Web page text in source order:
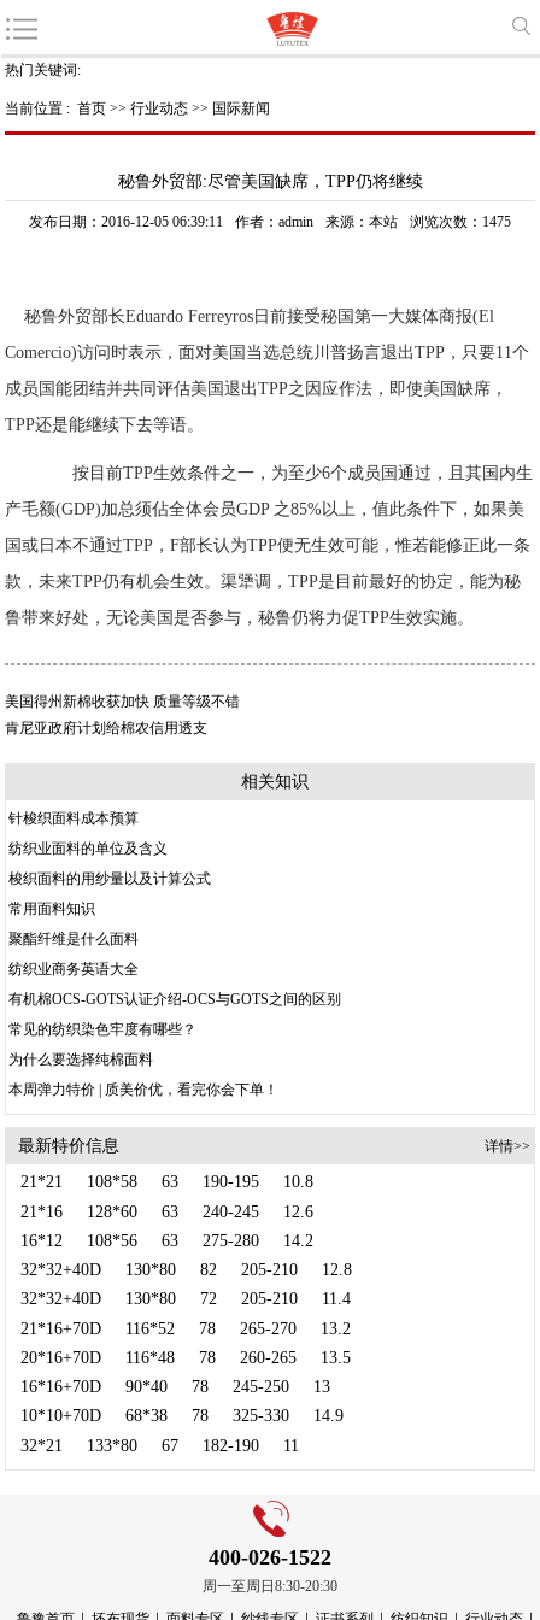
热门关键词:
当前位置 : 首页 >> 行业动态 >> 国际新闻
秘鲁外贸部:尽管美国缺席，TPP仍将继续
发布日期：2016-12-05 06:39:11 作者：admin 来源：本站 浏览次数：1475
秘鲁外贸部长Eduardo Ferreyros日前接受秘国第一大媒体商报(El
Comercio)访问时表示，面对美国当选总统川普扬言退出TPP，只要11个
成员国能团结并共同评估美国退出TPP之因应作法，即使美国缺席，
TPP还是能继续下去等语。
按目前TPP生效条件之一，为至少6个成员国通过，且其国内生
产毛额(GDP)加总须佔全体会员GDP 之85%以上，值此条件下，如果美
国或日本不通过TPP，F部长认为TPP便无生效可能，惟若能修正此一条
款，未来TPP仍有机会生效。渠犟调，TPP是目前最好的协定，能为秘
鲁带来好处，无论美国是否参与，秘鲁仍将力促TPP生效实施。
美国得州新棉收获加快 质量等级不错
肯尼亚政府计划给棉农信用透支
相关知识
针梭织面料成本预算
纺织业面料的单位及含义
梭织面料的用纱量以及计算公式
常用面料知识
聚酯纤维是什么面料
纺织业商务英语大全
有机棉OCS-GOTS认证介绍-OCS与GOTS之间的区别
常见的纺织染色牢度有哪些？
为什么要选择纯棉面料
本周弹力特价 | 质美价优，看完你会下单！
最新特价信息 详情>>
21*21 108*58 63 190-195
10.8
21*16
128*60 63 240-245
12.6
16*12
108*56 63 275-280
14.2
32*32+40D
130*80 82 205-210
12.8
32*32+40D
130*80 72 205-210
11.4
21*16+70D
116*52 78 265-270
13.2
20*16+70D
116*48 78 260-265
13.5
16*16+70D
90*40 78 245-250
13
10*10+70D
68*38 78 325-330
14.9
32*21
133*80 67 182-190 11
400-026-1522
周一至周日8:30-20:30